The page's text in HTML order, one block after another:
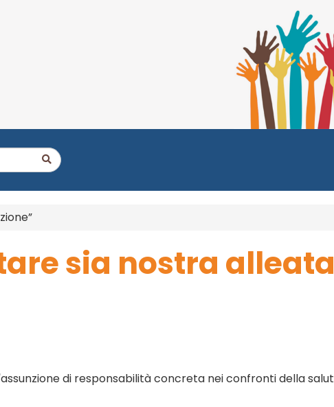
sia nostra
di responsabilità concreta nei confronti della